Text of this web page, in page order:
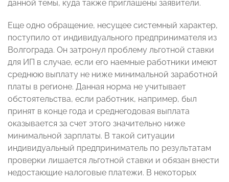
данной темы, куда также приглашены заявители.
Еще одно обращение, несущее системный характер,
поступило от индивидуального предпринимателя из
Волгограда. Он затронул проблему льготной ставки
для ИП в случае, если его наемные работники имеют
среднюю выплату не ниже минимальной заработной
платы в регионе. Данная норма не учитывает
обстоятельства, если работник, например, был
принят в конце года и среднегодовая выплата
оказывается за счет этого значительно ниже
минимальной зарплаты. В такой ситуации
индивидуальный предприниматель по результатам
проверки лишается льготной ставки и обязан внести
недостающие налоговые платежи. В некоторых